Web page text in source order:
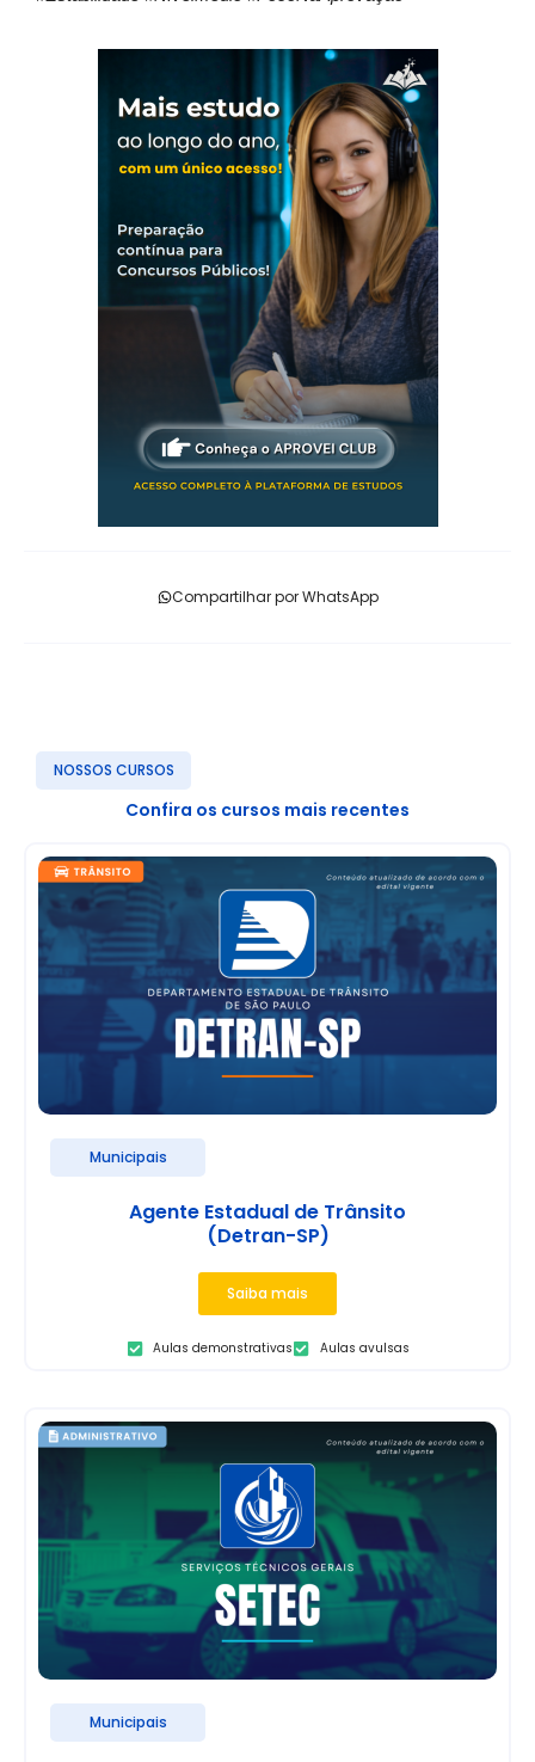
Compartilhar por WhatsApp
NOSSOS CURSOS
Confira os cursos mais recentes
Municipais
Agente Estadual de Trânsito
(Detran-SP)
Saiba mais
Aulas demonstrativas Aulas avulsas
Municipais